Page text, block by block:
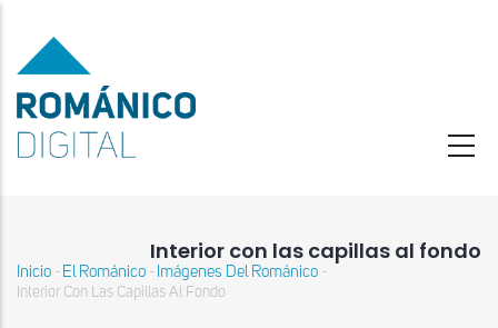
contenido
principal
Interior con las capillas al fondo
Sobrescribir
Inicio - El Románico - Imágenes Del Románico -
Interior Con Las Capillas Al Fondo